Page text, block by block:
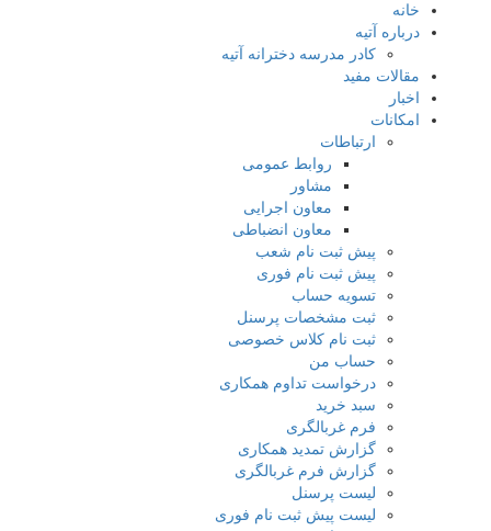
خانه
درباره آتیه
کادر مدرسه دخترانه آتیه
مقالات مفید
اخبار
امکانات
ارتباطات
روابط عمومی
مشاور
معاون اجرایی
معاون انضباطی
پیش ثبت نام شعب
پیش ثبت نام فوری
تسویه حساب
ثبت مشخصات پرسنل
ثبت نام کلاس خصوصی
حساب من
درخواست تداوم همکاری
سبد خرید
فرم غربالگری
گزارش تمدید همکاری
گزارش فرم غربالگری
لیست پرسنل
لیست پیش ثبت نام فوری